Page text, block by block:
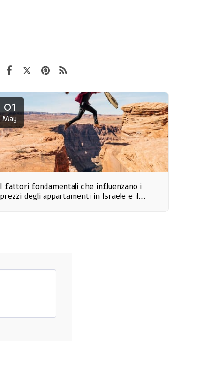
01
May
I fattori fondamentali che influenzano i
prezzi degli appartamenti in Israele e il